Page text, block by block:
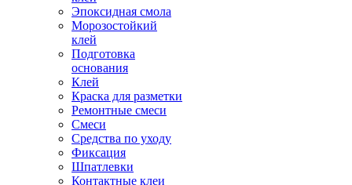
Эпоксидная смола
Морозостойкий
клей
Подготовка
основания
Клей
Краска для разметки
Ремонтные смеси
Смеси
Средства по уходу
Фиксация
Шпатлевки
Контактные клеи